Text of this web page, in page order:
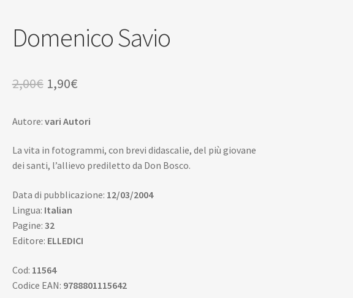
Domenico Savio
2,00€ Il
originale
era:
2,00€.
1,90€Il
attuale
è:
1,90€.
Autore: vari Autori
La vita in fotogrammi, con brevi didascalie, del più giovane
dei santi, l’allievo prediletto da Don Bosco.
Data di pubblicazione: 12/03/2004
Lingua: Italian
Pagine: 32
Editore: ELLEDICI
Cod: 11564
Codice EAN: 9788801115642